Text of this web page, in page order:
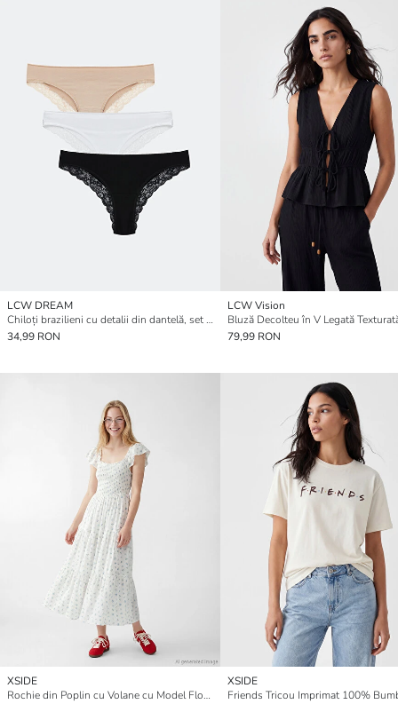
LCW DREAM
Chiloți brazilieni cu detalii din dantelă, set de 3 bucăți
34,99 RON
LCW Vision
Bluză Decolteu în V Legată
79,99 RON
XSIDE
Rochie din Poplin cu Volane cu Model Floral
XSIDE